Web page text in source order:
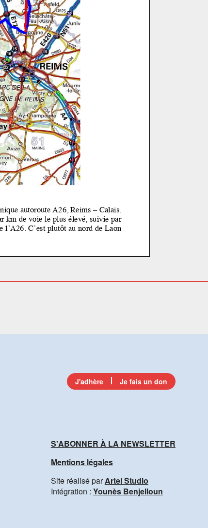
J'adhère Je fais un don
S'ABONNER À LA NEWSLETTER
Mentions légales
Site réalisé parArtel Studio
Intégration : Younès Benjelloun